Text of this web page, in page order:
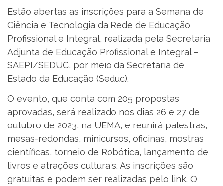
Estão abertas as inscrições para a Semana de
Ciência e Tecnologia da Rede de Educação
Profissional e Integral, realizada pela Secretaria
Adjunta de Educação Profissional e Integral –
SAEPI/SEDUC, por meio da Secretaria de
Estado da Educação (Seduc).
O evento, que conta com 205 propostas
aprovadas, será realizado nos dias 26 e 27 de
outubro de 2023, na UEMA, e reunirá palestras,
mesas-redondas, minicursos, oficinas, mostras
científicas, torneio de Robótica, lançamento de
livros e atrações culturais. As inscrições são
gratuitas e podem ser realizadas pelo link. O